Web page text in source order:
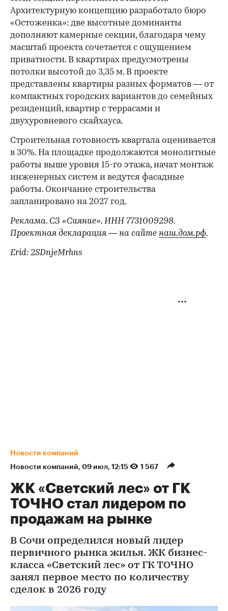
Архитектурную концепцию разработало бюро
«Остоженка»: две высотные доминанты
дополняют камерные секции, благодаря чему
масштаб проекта сочетается с ощущением
приватности. В квартирах предусмотрены
потолки высотой до 3,35 м. В проекте
представлены квартиры разных форматов — от
компактных городских вариантов до семейных
резиденций, квартир с террасами и
двухуровневого скайхауса.
Строительная готовность квартала оценивается
в 30%. На площадке продолжаются монолитные
работы выше уровня 15-го этажа, начат монтаж
инженерных систем и ведутся фасадные
работы. Окончание строительства
запланировано на 2027 год.
Реклама. СЗ «Сияние». ИНН 7731009298.
Проектная декларация — на сайте наш.дом.рф.
Erid: 2SDnjeMrhns
Новости компаний
Новости компаний⁠, 09 июл, 12:15 1 567
ЖК «Светский лес» от ГК
ТОЧНО стал лидером по
продажам на рынке
В Сочи определился новый лидер
первичного рынка жилья. ЖК бизнес-
класса «Светский лес» от ГК ТОЧНО
занял первое место по количеству
сделок в 2026 году